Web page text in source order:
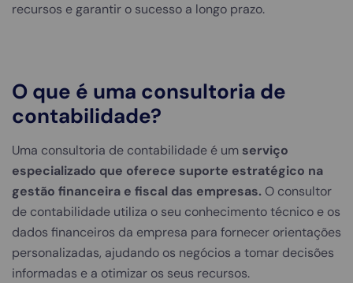
recursos e garantir o sucesso a longo prazo.
O que é uma consultoria de
contabilidade?
Uma consultoria de contabilidade é um serviço
especializado que oferece suporte estratégico na
gestão financeira e fiscal das empresas. O consultor
de contabilidade utiliza o seu conhecimento técnico e os
dados financeiros da empresa para fornecer orientações
personalizadas, ajudando os negócios a tomar decisões
informadas e a otimizar os seus recursos.